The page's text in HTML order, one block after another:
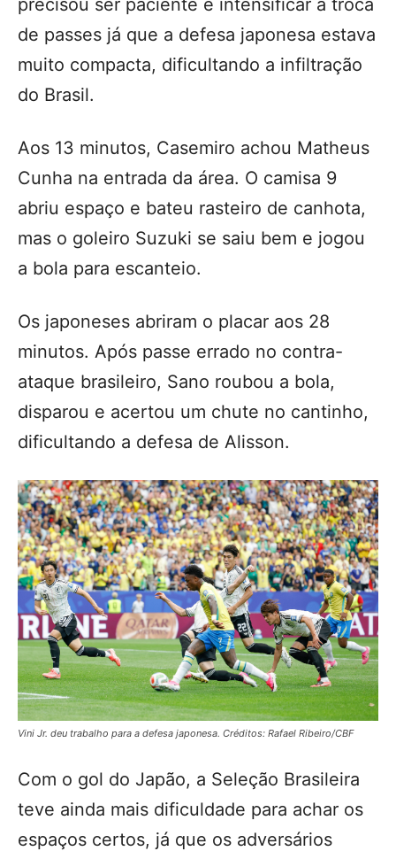
de passes já que a defesa japonesa estava
muito compacta, dificultando a infiltração
do Brasil.
Aos 13 minutos, Casemiro achou Matheus
Cunha na entrada da área. O camisa 9
abriu espaço e bateu rasteiro de canhota,
mas o goleiro Suzuki se saiu bem e jogou
a bola para escanteio.
Os japoneses abriram o placar aos 28
minutos. Após passe errado no contra-
ataque brasileiro, Sano roubou a bola,
disparou e acertou um chute no cantinho,
dificultando a defesa de Alisson.
Vini Jr. deu trabalho para a defesa japonesa. Créditos: Rafael Ribeiro/CBF
Com o gol do Japão, a Seleção Brasileira
teve ainda mais dificuldade para achar os
espaços certos, já que os adversários